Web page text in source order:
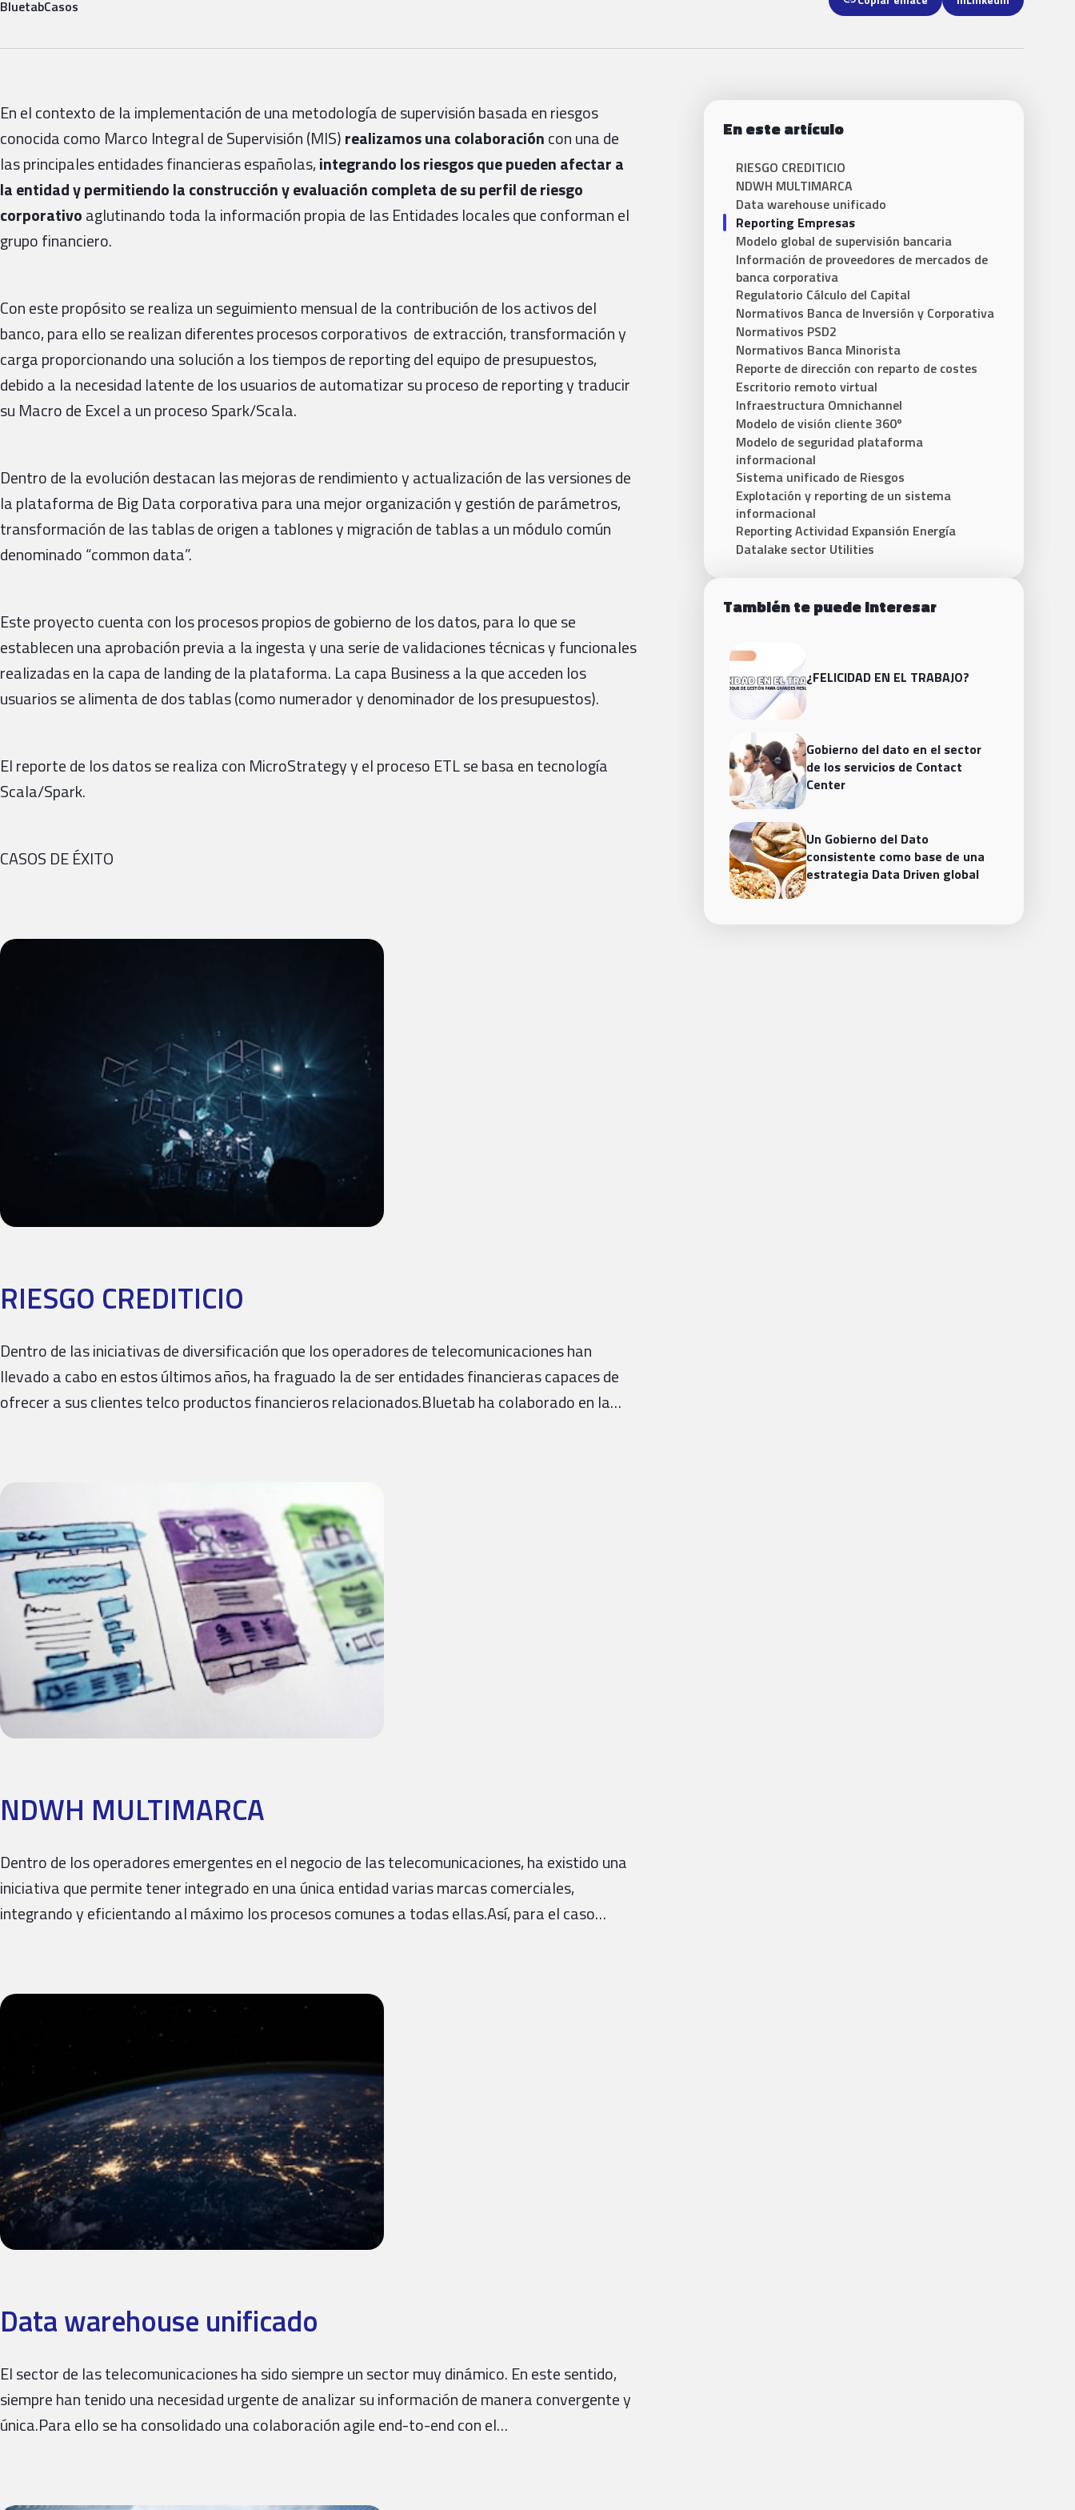
BluetabCasos
En el contexto de la implementación de una metodología de supervisión basada en riesgos
conocida como Marco Integral de Supervisión (MIS)realizamos una colaboracióncon una de
las principales entidades financieras españolas,integrando los riesgos que pueden afectar a
la entidad y permitiendo la construcción y evaluación completa de su perfil de riesgo
corporativoaglutinando toda la información propia de las Entidades locales que conforman el
grupo financiero.
Con este propósito se realiza un seguimiento mensual de la contribución de los activos del
banco, para ello se realizan diferentes procesos corporativos de extracción, transformación y
carga proporcionando una solución a los tiempos de reporting del equipo de presupuestos,
debido a la necesidad latente de los usuarios de automatizar su proceso de reporting y traducir
su Macro de Excel a un proceso Spark/Scala.
Dentro de la evolución destacan las mejoras de rendimiento y actualización de las versiones de
la plataforma de Big Data corporativa para una mejor organización y gestión de parámetros,
transformación de las tablas de origen a tablones y migración de tablas a un módulo común
denominado “common data”.
Este proyecto cuenta con los procesos propios de gobierno de los datos, para lo que se
establecen una aprobación previa a la ingesta y una serie de validaciones técnicas y funcionales
realizadas en la capa de landing de la plataforma. La capa Business a la que acceden los
usuarios se alimenta de dos tablas (como numerador y denominador de los presupuestos).
El reporte de los datos se realiza con MicroStrategy y el proceso ETL se basa en tecnología
Scala/Spark.
CASOS DE ÉXITO
RIESGO CREDITICIO
Dentro de las iniciativas de diversificación que los operadores de telecomunicaciones han
llevado a cabo en estos últimos años, ha fraguado la de ser entidades financieras capaces de
ofrecer a sus clientes telco productos financieros relacionados.Bluetab ha colaborado en la…
NDWH MULTIMARCA
Dentro de los operadores emergentes en el negocio de las telecomunicaciones, ha existido una
iniciativa que permite tener integrado en una única entidad varias marcas comerciales,
integrando y eficientando al máximo los procesos comunes a todas ellas.Así, para el caso…
Data warehouse unificado
El sector de las telecomunicaciones ha sido siempre un sector muy dinámico. En este sentido,
siempre han tenido una necesidad urgente de analizar su información de manera convergente y
única.Para ello se ha consolidado una colaboración agile end-to-end con el…
En este artículo
RIESGO CREDITICIO
NDWH MULTIMARCA
Data warehouse unificado
Reporting Empresas
Modelo global de supervisión bancaria
Información de proveedores de mercados de
banca corporativa
Regulatorio Cálculo del Capital
Normativos Banca de Inversión y Corporativa
Normativos PSD2
Normativos Banca Minorista
Reporte de dirección con reparto de costes
Escritorio remoto virtual
Infraestructura Omnichannel
Modelo de visión cliente 360º
Modelo de seguridad plataforma
informacional
Sistema unificado de Riesgos
Explotación y reporting de un sistema
informacional
Reporting Actividad Expansión Energía
Datalake sector Utilities
También te puede interesar
¿FELICIDAD EN EL TRABAJO?
Gobierno del dato en el sector
de los servicios de Contact
Center
Un Gobierno del Dato
consistente como base de una
estrategia Data Driven global